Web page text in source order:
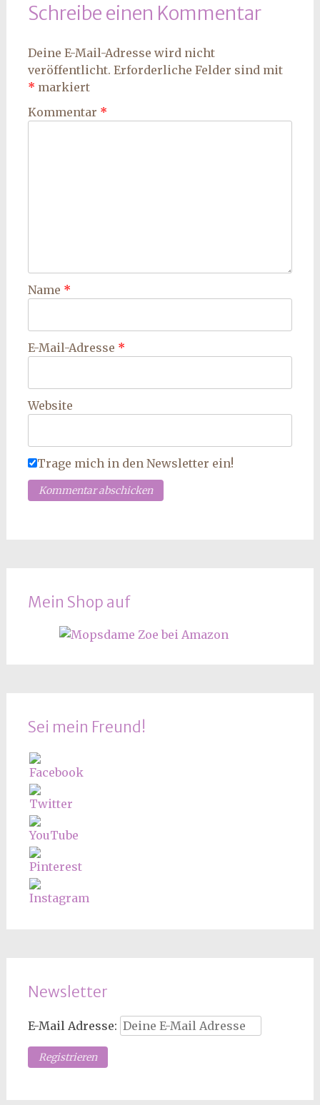
Schreibe einen Kommentar
Deine E-Mail-Adresse wird nicht
veröffentlicht. Erforderliche Felder sind mit
* markiert
Kommentar *
Name *
E-Mail-Adresse *
Website
Trage mich in den Newsletter ein!
Mein Shop auf
Sei mein Freund!
Newsletter
E-Mail Adresse: